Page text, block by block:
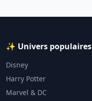
✨ Univers populaires
Disney
Harry Potter
Marvel & DC